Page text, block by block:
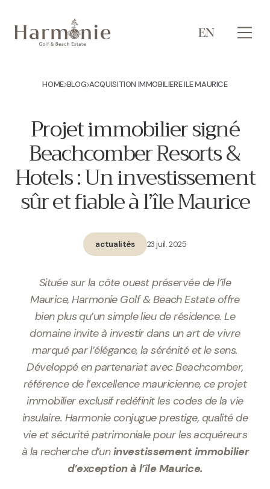
EN
HOME BLOG ACQUISITION IMMOBILIERE ILE MAURICE
Projet immobilier signé
Beachcomber Resorts &
Hotels : Un investissement
sûr et fiable à l’île Maurice
actualités 23 juil. 2025
Située sur la côte ouest préservée de l’île
Maurice, Harmonie Golf & Beach Estate offre
bien plus qu’un simple lieu de résidence. Le
domaine invite à investir dans un art de vivre
marqué par l’élégance, la sérénité et le sens.
Développé en partenariat avec Beachcomber,
référence de l’excellence mauricienne, ce projet
immobilier exclusif redéfinit les codes de la vie
insulaire. Harmonie conjugue prestige, qualité de
vie et sécurité patrimoniale pour les acquéreurs
à la recherche d’uninvestissement immobilier
d’exception à l’île Maurice.